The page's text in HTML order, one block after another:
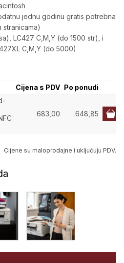
jednu godinu gratis potrebna
stranicama)
LC427 C,M,Y (do 1500 str), i
C,M,Y (do 5000)
Cijena s PDV Po ponudi
683,00 648,85
Cijene su maloprodajne i uključuju PDV.